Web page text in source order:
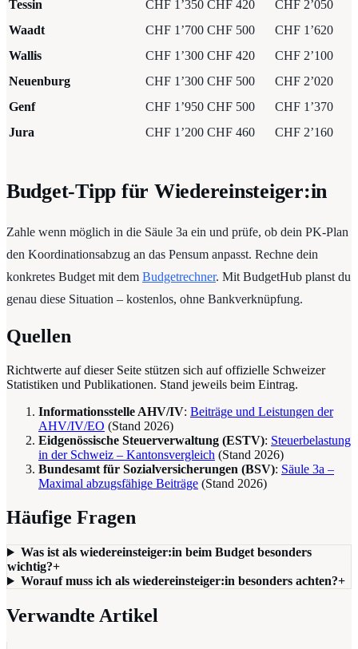
Tessin CHF 1’350 CHF 420
CHF 2’050
Waadt
CHF 1’700 CHF 500
CHF 1’620
Wallis
CHF 1’300 CHF 420
CHF 2’100
Neuenburg
CHF 1’300 CHF 500
CHF 2’020
Genf
CHF 1’950 CHF 500
CHF 1’370
Jura
CHF 1’200 CHF 460 CHF 2’160
Budget-Tipp für Wiedereinsteiger:in
Zahle wenn möglich in die Säule 3a ein und prüfe, ob dein PK-Plan
den Koordinationsabzug an das Pensum anpasst. Rechne dein
konkretes Budget mit dem Budgetrechner. Mit BudgetHub planst du
genau diese Situation – kostenlos, ohne Bankverknüpfung.
Quellen
Richtwerte auf dieser Seite stützen sich auf offizielle Schweizer
Statistiken und Publikationen. Stand jeweils beim Eintrag.
Informationsstelle AHV/IV: Beiträge und Leistungen der
AHV/IV/EO (Stand 2026)
Eidgenössische Steuerverwaltung (ESTV): Steuerbelastung
in der Schweiz – Kantonsvergleich (Stand 2026)
Bundesamt für Sozialversicherungen (BSV): Säule 3a –
Maximal abzugsfähige Beiträge (Stand 2026)
Häufige Fragen
Was ist als wiedereinsteiger:in beim Budget besonders
wichtig?+
Worauf muss ich als wiedereinsteiger:in besonders achten?+
Verwandte Artikel